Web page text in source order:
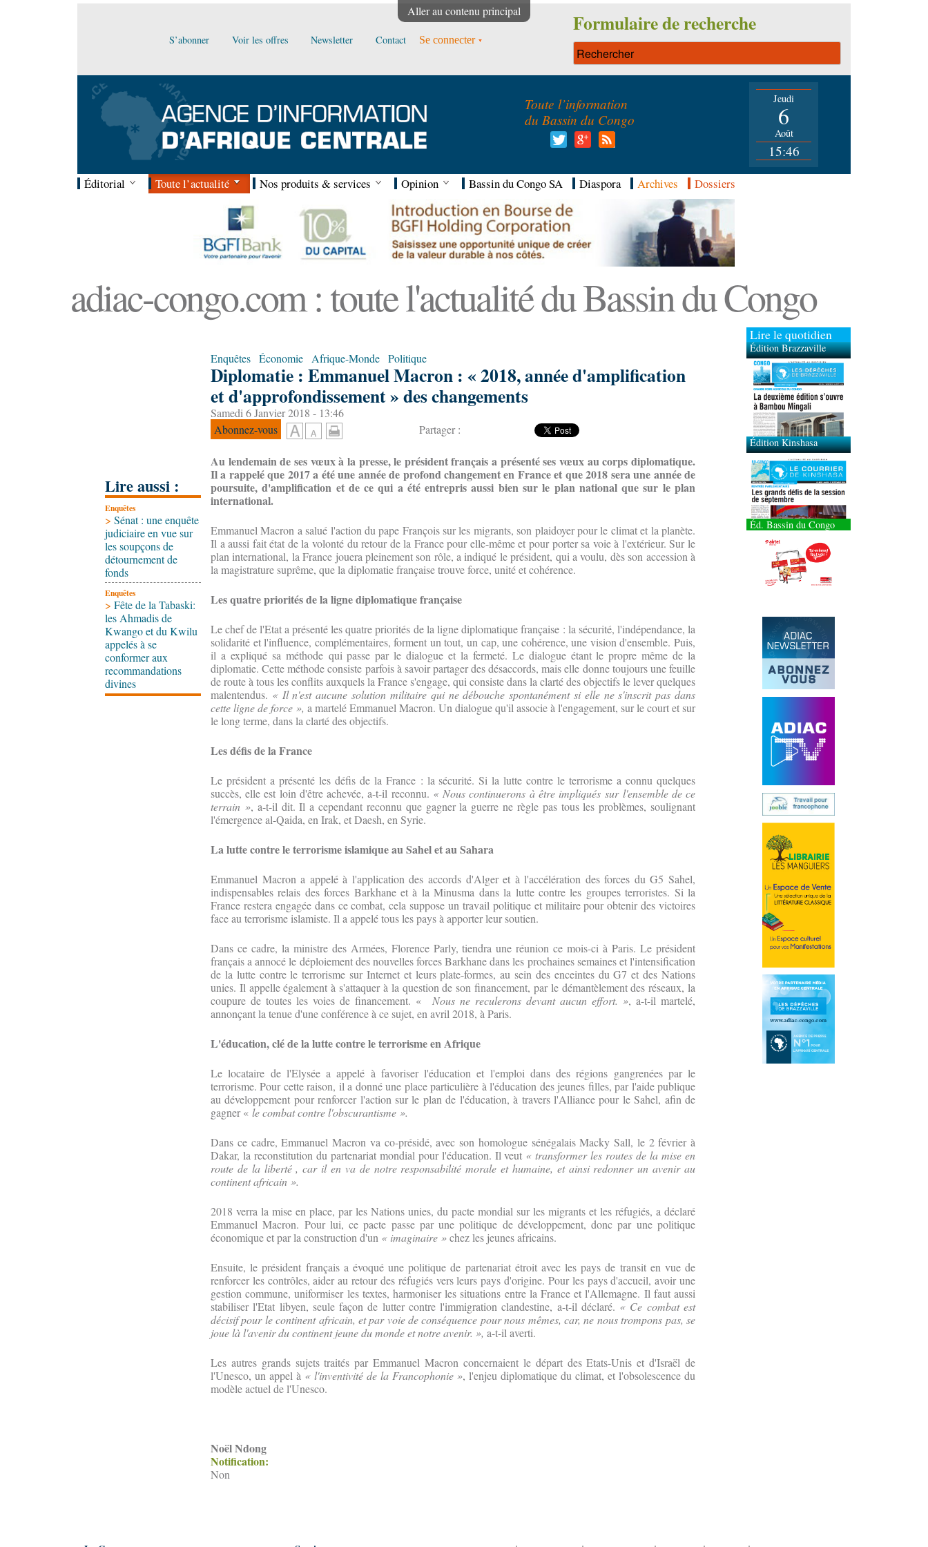
Aller au contenu principal
S’abonner Voir les offres Newsletter Contact Se connecter
Formulaire de recherche
Toute l’information
du Bassin du Congo
Jeudi
6
Août
15:46
Éditorial Toute l’actualité Nos produits & services Opinion Bassin du Congo SA Diaspora Archives Dossiers
adiac-congo.com : toute l'actualité du Bassin du Congo
Lire aussi :
Enquêtes
> Sénat : une enquête
judiciaire en vue sur
les soupçons de
détournement de
fonds
Enquêtes
> Fête de la Tabaski:
les Ahmadis de
Kwango et du Kwilu
appelés à se
conformer aux
recommandations
divines
Enquêtes Économie Afrique-Monde Politique
Diplomatie : Emmanuel Macron : « 2018, année d'amplification
et d'approfondissement » des changements
Samedi 6 Janvier 2018 - 13:46
Abonnez-vous
Partager :
Au lendemain de ses vœux à la presse, le président français a présenté ses vœux au corps diplomatique.
Il a rappelé que 2017 a été une année de profond changement en France et que 2018 sera une année de
poursuite, d'amplification et de ce qui a été entrepris aussi bien sur le plan national que sur le plan
international.
Emmanuel Macron a salué l'action du pape François sur les migrants, son plaidoyer pour le climat et la planète.
Il a aussi fait état de la volonté du retour de la France pour elle-même et pour porter sa voie à l'extérieur. Sur le
plan international, la France jouera pleinement son rôle, a indiqué le président, qui a voulu, dès son accession à
la magistrature suprême, que la diplomatie française trouve force, unité et cohérence.
Les quatre priorités de la ligne diplomatique française
Le chef de l'Etat a présenté les quatre priorités de la ligne diplomatique française : la sécurité, l'indépendance, la
solidarité et l'influence, complémentaires, forment un tout, un cap, une cohérence, une vision d'ensemble. Puis,
il a expliqué sa méthode qui passe par le dialogue et la fermeté. Le dialogue étant le propre même de la
diplomatie. Cette méthode consiste parfois à savoir partager des désaccords, mais elle donne toujours une feuille
de route à tous les conflits auxquels la France s'engage, qui consiste dans la clarté des objectifs le lever quelques
malentendus. « Il n'est aucune solution militaire qui ne débouche spontanément si elle ne s'inscrit pas dans
cette ligne de force », a martelé Emmanuel Macron. Un dialogue qu'il associe à l'engagement, sur le court et sur
le long terme, dans la clarté des objectifs.
Les défis de la France
Le président a présenté les défis de la France : la sécurité. Si la lutte contre le terrorisme a connu quelques
succès, elle est loin d'être achevée, a-t-il reconnu. « Nous continuerons à être impliqués sur l'ensemble de ce
terrain », a-t-il dit. Il a cependant reconnu que gagner la guerre ne règle pas tous les problèmes, soulignant
l'émergence al-Qaida, en Irak, et Daesh, en Syrie.
La lutte contre le terrorisme islamique au Sahel et au Sahara
Emmanuel Macron a appelé à l'application des accords d'Alger et à l'accélération des forces du G5 Sahel,
indispensables relais des forces Barkhane et à la Minusma dans la lutte contre les groupes terroristes. Si la
France restera engagée dans ce combat, cela suppose un travail politique et militaire pour obtenir des victoires
face au terrorisme islamiste. Il a appelé tous les pays à apporter leur soutien.
Dans ce cadre, la ministre des Armées, Florence Parly, tiendra une réunion ce mois-ci à Paris. Le président
français a annocé le déploiement des nouvelles forces Barkhane dans les prochaines semaines et l'intensification
de la lutte contre le terrorisme sur Internet et leurs plate-formes, au sein des enceintes du G7 et des Nations
unies. Il appelle également à s'attaquer à la question de son financement, par le démantèlement des réseaux, la
coupure de toutes les voies de financement. «
Nous ne reculerons devant aucun effort. », a-t-il martelé,
annonçant la tenue d'une conférence à ce sujet, en avril 2018, à Paris.
L'éducation, clé de la lutte contre le terrorisme en Afrique
Le locataire de l'Elysée a appelé à favoriser l'éducation et l'emploi dans des régions gangrenées par le
terrorisme. Pour cette raison, il a donné une place particulière à l'éducation des jeunes filles, par l'aide publique
au développement pour renforcer l'action sur le plan de l'éducation, à travers l'Alliance pour le Sahel, afin de
gagner « le combat contre l'obscurantisme ».
Dans ce cadre, Emmanuel Macron va co-présidé, avec son homologue sénégalais Macky Sall, le 2 février à
Dakar, la reconstitution du partenariat mondial pour l'éducation. Il veut « transformer les routes de la mise en
route de la liberté , car il en va de notre responsabilité morale et humaine, et ainsi redonner un avenir au
continent africain ».
2018 verra la mise en place, par les Nations unies, du pacte mondial sur les migrants et les réfugiés, a déclaré
Emmanuel Macron. Pour lui, ce pacte passe par une politique de développement, donc par une politique
économique et par la construction d'un « imaginaire »chez les jeunes africains.
Ensuite, le président français a évoqué une politique de partenariat étroit avec les pays de transit en vue de
renforcer les contrôles, aider au retour des réfugiés vers leurs pays d'origine. Pour les pays d'accueil, avoir une
gestion commune, uniformiser les textes, harmoniser les situations entre la France et l'Allemagne. Il faut aussi
stabiliser l'Etat libyen, seule façon de lutter contre l'immigration clandestine, a-t-il déclaré. « Ce combat est
décisif pour le continent africain, et par voie de conséquence pour nous mêmes, car, ne nous trompons pas, se
joue là l'avenir du continent jeune du monde et notre avenir. », a-t-il averti.
Les autres grands sujets traités par Emmanuel Macron concernaient le départ des Etats-Unis et d'Israël de
l'Unesco, un appel à « l'inventivité de la Francophonie », l'enjeu diplomatique du climat, et l'obsolescence du
modèle actuel de l'Unesco.
Noël Ndong
Notification:
Non
Lire le quotidien
Édition Brazzaville
Édition Kinshasa
Éd. Bassin du Congo